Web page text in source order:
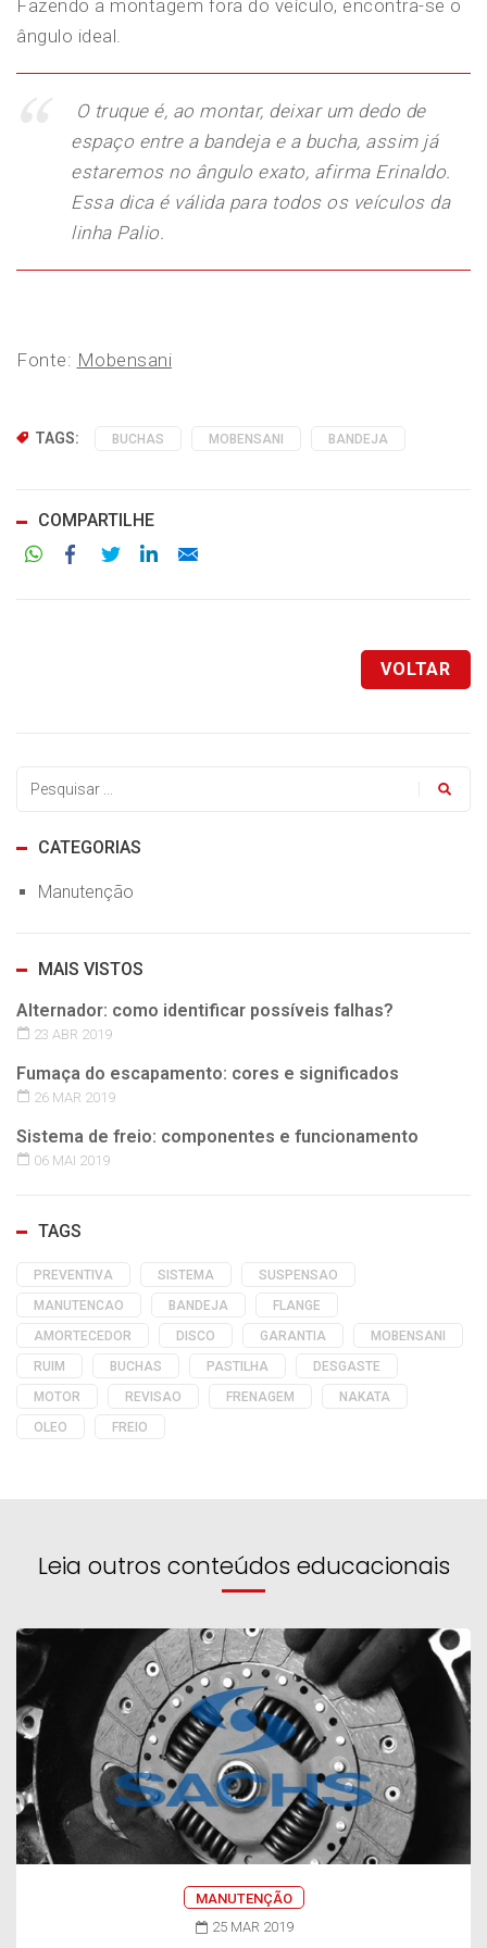
Fazendo a montagem fora do veículo, encontra-se o
ângulo ideal.
O truque é, ao montar, deixar um dedo de
espaço entre a bandeja e a bucha, assim já
estaremos no ângulo exato, afirma Erinaldo.
Essa dica é válida para todos os veículos da
linha Palio.
Fonte: Mobensani
TAGS: BUCHAS MOBENSANI BANDEJA
COMPARTILHE
Facebook
Twitter LinkedIn
VOLTAR
CATEGORIAS
Manutenção
MAIS VISTOS
Alternador: como identificar possíveis falhas?
23 ABR 2019
Fumaça do escapamento: cores e significados
26 MAR 2019
Sistema de freio: componentes e funcionamento
06 MAI 2019
TAGS
PREVENTIVA SISTEMA
SUSPENSAO
MANUTENCAO
BANDEJA
FLANGE
AMORTECEDOR
DISCO GARANTIA
MOBENSANI
RUIM
BUCHAS PASTILHA
DESGASTE
MOTOR
REVISAO FRENAGEM
NAKATA
OLEO
FREIO
Leia outros conteúdos educacionais
MANUTENÇÃO
25 MAR 2019